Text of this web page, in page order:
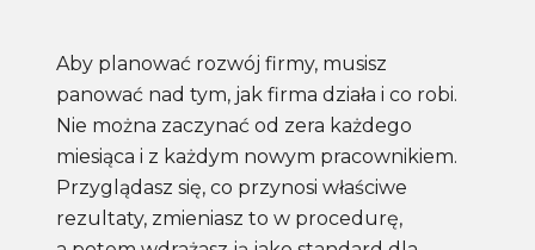
Aby planować rozwój firmy, musisz
panować nad tym, jak firma działa i co robi.
Nie można zaczynać od zera każdego
miesiąca i z każdym nowym pracownikiem.
Przyglądasz się, co przynosi właściwe
rezultaty, zmieniasz to w procedurę,